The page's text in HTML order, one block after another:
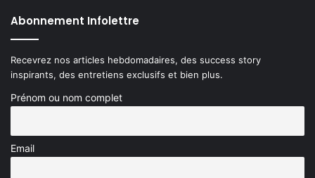
Abonnement Infolettre
Recevrez nos articles hebdomadaires, des success story
inspirants, des entretiens exclusifs et bien plus.
Prénom ou nom complet
Email